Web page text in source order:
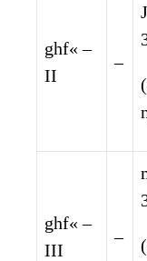
ghf« –
II
–
ghf« –
III
–